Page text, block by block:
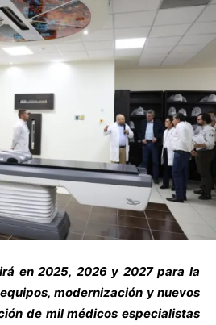
en 2025, 2026 y 2027 para la
modernización y nuevos
de mil médicos especialistas